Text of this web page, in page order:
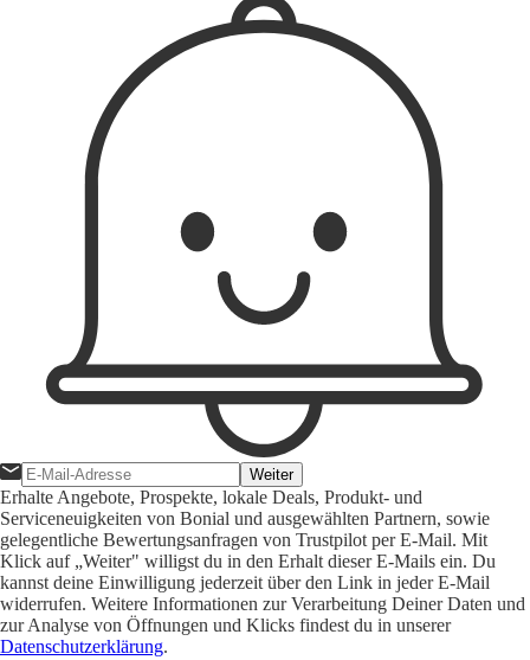
Weiter
Erhalte Angebote, Prospekte, lokale Deals, Produkt- und
Serviceneuigkeiten von Bonial und ausgewählten Partnern, sowie
gelegentliche Bewertungsanfragen von Trustpilot per E-Mail. Mit
Klick auf „Weiter" willigst du in den Erhalt dieser E-Mails ein. Du
kannst deine Einwilligung jederzeit über den Link in jeder E-Mail
widerrufen. Weitere Informationen zur Verarbeitung Deiner Daten und
zur Analyse von Öffnungen und Klicks findest du in unserer
Datenschutzerklärung.